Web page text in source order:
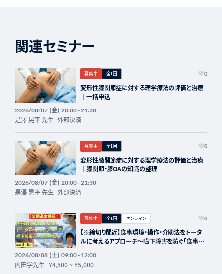
関連セミナー
募集中 全1回 0
変形性膝関節症に対する理学療法の評価と治療
｜一括申込
2026/08/07(金) 20:00 - 21:30
是澤 晃平 先生 外部決済
募集中 全1回 0
変形性膝関節症に対する理学療法の評価と治療
｜膝関節・膝OAの知識の整理
2026/08/07(金) 20:00 - 21:30
是澤 晃平 先生 外部決済
募集中 全1回 オンライン 0
【※締切り間近】食事環境・操作・介助法をトータ
ルに考えるアプローチ～嚥下障害を防ぐ「食事介
フォーライフ】
2026/08/08(土) 09:00 - 12:00
内田学先生 ¥4,500~¥5,000